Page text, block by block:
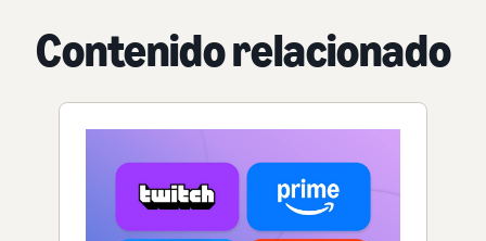
Contenido relacionado